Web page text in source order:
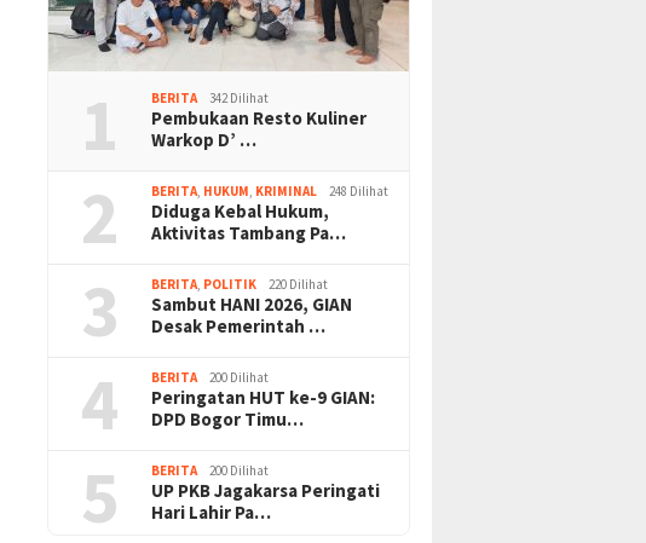
1 BERITA 342 Dilihat
Pembukaan Resto Kuliner
Warkop D’ …
2 BERITA HUKUM KRIMINAL 248 Dilihat
Diduga Kebal Hukum,
Aktivitas Tambang Pa…
3 BERITA POLITIK 220 Dilihat
Sambut HANI 2026, GIAN
Desak Pemerintah …
4 BERITA 200 Dilihat
Peringatan HUT ke-9 GIAN:
DPD Bogor Timu…
5 BERITA 200 Dilihat
UP PKB Jagakarsa Peringati
Hari Lahir Pa…